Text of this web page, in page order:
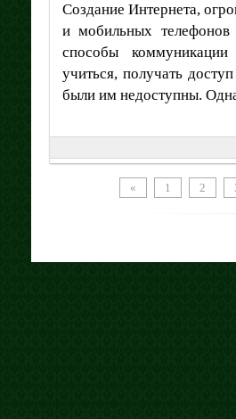
Создание Интернета,
и мобильных телефонов
способы
учиться, получать
были им недоступны.
« 1 2